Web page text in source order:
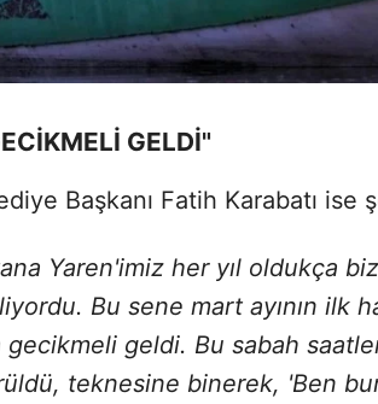
GELDİ"
Başkanı Fatih Karabatı ise
Yaren'imiz her yıl oldukça
Bu sene mart ayının ilk
geldi. Bu sabah
teknesine binerek, 'Ben